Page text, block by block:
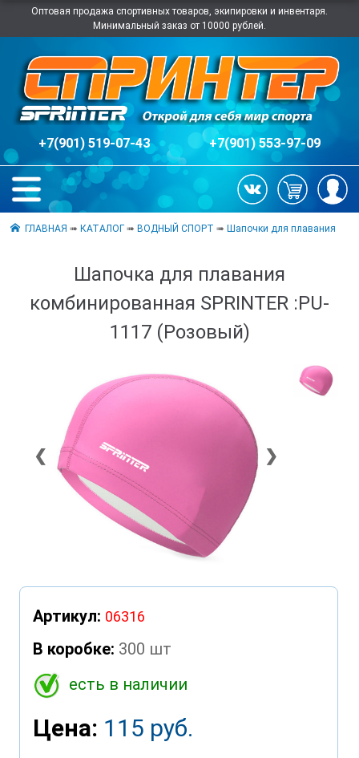
Оптовая продажа спортивных товаров, экипировки и инвентаря.
Минимальный заказ от 10000 рублей.
+7(901) 519-07-43 +7(901) 553-97-09
ГЛАВНАЯ ➠КАТАЛОГ ➠ВОДНЫЙ СПОРТ ➠Шапочки для плавания
Шапочка для плавания
комбинированная SPRINTER :PU-
1117 (Розовый)
❮ ❯
Артикул: 06316
В коробке: 300 шт
есть в наличии
Цена: 115 руб.